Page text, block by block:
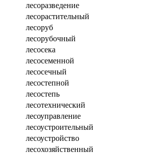
лесоразведение
лесорастительный
лесоруб
лесорубочный
лесосека
лесосеменной
лесосечный
лесостепной
лесостепь
лесотехнический
лесоуправление
лесоустроительный
лесоустройство
лесохозяйственный